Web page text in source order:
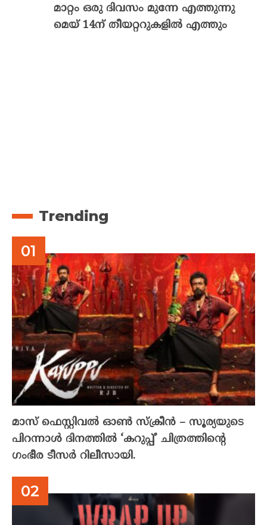
മാറ്റം ഒരു ദിവസം മുന്നേ എത്തുന്നു
മെയ് 14ന് തീയറ്ററുകളിൽ എത്തും
Trending
മാസ് ഫെസ്റ്റിവൽ ഓൺ സ്‌ക്രീൻ – സൂര്യയുടെ
പിറന്നാൾ ദിനത്തിൽ ‘കറുപ്പ്’ ചിത്രത്തിന്റെ
ഗംഭീര ടീസർ റിലീസായി.